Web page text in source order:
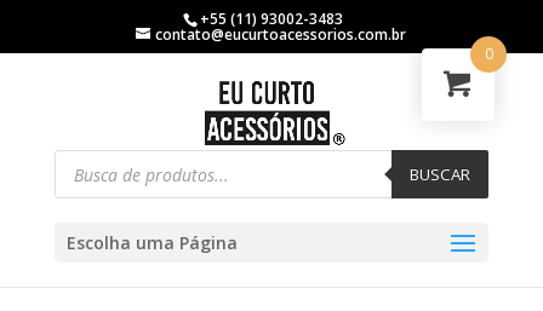
+55 (11) 93002-3483
contato@eucurtoacessorios.com.br
BUSCAR
Escolha uma Página
0